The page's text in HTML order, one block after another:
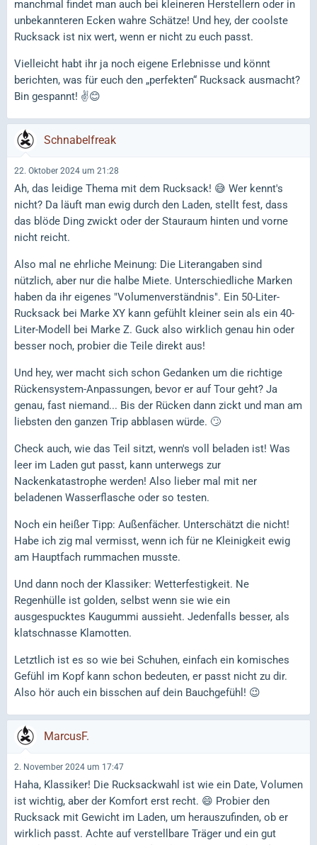
manchmal findet man auch bei kleineren Herstellern oder in
unbekannteren Ecken wahre Schätze! Und hey, der coolste
Rucksack ist nix wert, wenn er nicht zu euch passt.
Vielleicht habt ihr ja noch eigene Erlebnisse und könnt
berichten, was für euch den „perfekten“ Rucksack ausmacht?
Bin gespannt! ✌️😊
Schnabelfreak
22. Oktober 2024 um 21:28
Ah, das leidige Thema mit dem Rucksack! 😅 Wer kennt's
nicht? Da läuft man ewig durch den Laden, stellt fest, dass
das blöde Ding zwickt oder der Stauraum hinten und vorne
nicht reicht.
Also mal ne ehrliche Meinung: Die Literangaben sind
nützlich, aber nur die halbe Miete. Unterschiedliche Marken
haben da ihr eigenes "Volumenverständnis". Ein 50-Liter-
Rucksack bei Marke XY kann gefühlt kleiner sein als ein 40-
Liter-Modell bei Marke Z. Guck also wirklich genau hin oder
besser noch, probier die Teile direkt aus!
Und hey, wer macht sich schon Gedanken um die richtige
Rückensystem-Anpassungen, bevor er auf Tour geht? Ja
genau, fast niemand... Bis der Rücken dann zickt und man am
liebsten den ganzen Trip abblasen würde. 🙄
Check auch, wie das Teil sitzt, wenn's voll beladen ist! Was
leer im Laden gut passt, kann unterwegs zur
Nackenkatastrophe werden! Also lieber mal mit ner
beladenen Wasserflasche oder so testen.
Noch ein heißer Tipp: Außenfächer. Unterschätzt die nicht!
Habe ich zig mal vermisst, wenn ich für ne Kleinigkeit ewig
am Hauptfach rummachen musste.
Und dann noch der Klassiker: Wetterfestigkeit. Ne
Regenhülle ist golden, selbst wenn sie wie ein
ausgespucktes Kaugummi aussieht. Jedenfalls besser, als
klatschnasse Klamotten.
Letztlich ist es so wie bei Schuhen, einfach ein komisches
Gefühl im Kopf kann schon bedeuten, er passt nicht zu dir.
Also hör auch ein bisschen auf dein Bauchgefühl! 😉
MarcusF.
2. November 2024 um 17:47
Haha, Klassiker! Die Rucksackwahl ist wie ein Date, Volumen
ist wichtig, aber der Komfort erst recht. 😄 Probier den
Rucksack mit Gewicht im Laden, um herauszufinden, ob er
wirklich passt. Achte auf verstellbare Träger und ein gut